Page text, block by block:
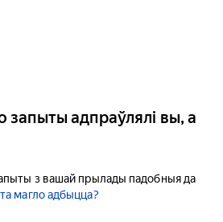
запыты адпраўлялі вы, а
з вашай прылады падобныя да
магло адбыцца?